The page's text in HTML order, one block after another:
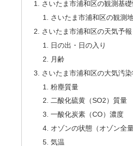
さいたま市浦和区の観測基
さいたま市浦和区の観測
さいたま市浦和区の天気予報
日の出・日の入り
月齢
さいたま市浦和区の大気汚染
粉塵質量
二酸化硫黄（SO2）質量
一酸化炭素（CO）濃度
オゾンの状態（オゾン全量
気温